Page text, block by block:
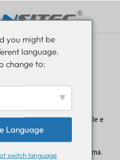
um serviço de qualidade e
que você tenha uma ótima
produtos, serviços e
privacidade de forma alguma.
you might be
language.
change to:
Language
switch language